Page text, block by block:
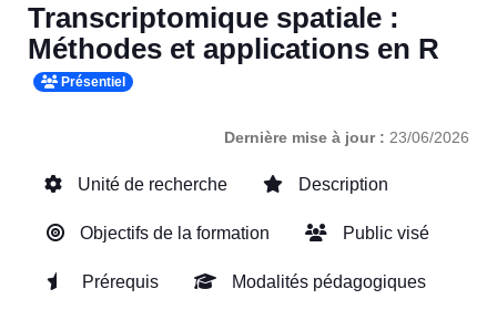
Transcriptomique spatiale :
Méthodes et applications en R
Présentiel
Dernière mise à jour : 23/06/2026
Unité de recherche Description
Objectifs de la formation Public visé
Prérequis Modalités pédagogiques